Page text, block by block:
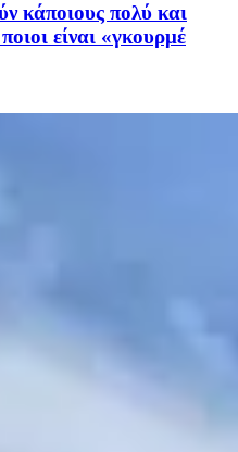
κάποιους πολύ και
είναι «γκουρμέ